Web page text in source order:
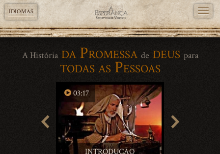
Skip
IDIOMAS
A Históriada Promessa de deus para
todas as Pessoas
03:17
INTRODUÇÃO